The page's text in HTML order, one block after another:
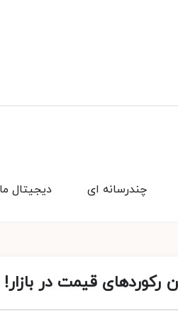
دیجیتال چندرسانه ای
قیمت در بازار!